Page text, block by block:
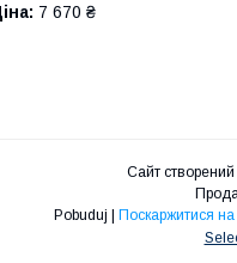
7 670 ₴
Сайт створений
Pobuduj | Поскаржитися на